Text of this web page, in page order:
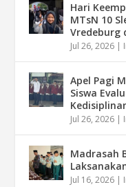
Hari
MTsN 10
Vredeburg
Jul 26, 2026 |
Apel Pagi
Siswa
Jul 26, 2026 |
Madrasah
Jul 16, 2026 |